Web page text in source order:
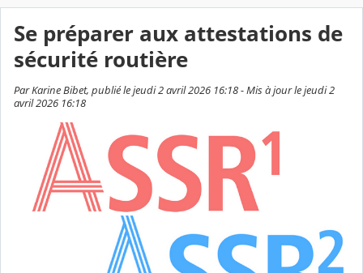
Se préparer aux attestations de
sécurité routière
Par Karine Bibet, publié le jeudi 2 avril 2026 16:18 - Mis à jour le jeudi 2
avril 2026 16:18